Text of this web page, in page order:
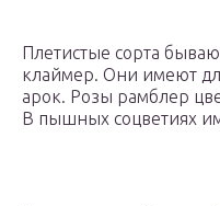
Плетистые сорта
клаймер. Они имеют
арок. Розы рамблер
В пышных соцветиях